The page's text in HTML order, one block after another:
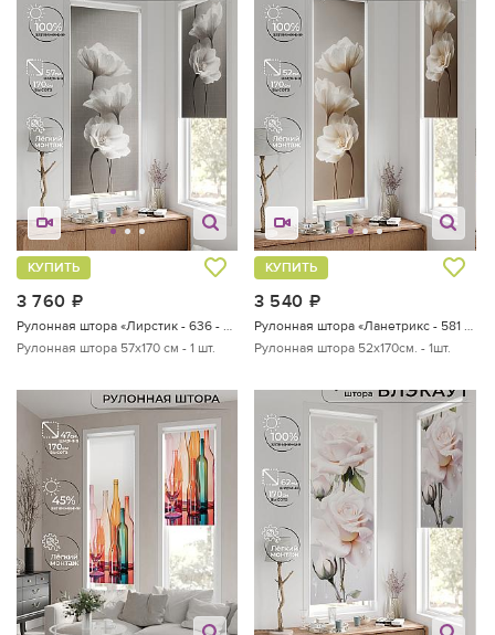
3 760
КУПИТЬ
Рулонная штора «Лирстик - 636 - 57 см»
Рулонная штора 57х170 см - 1 шт.
3 540
КУПИТЬ
Рулонная штора «Ланетрикс - 581 - 52 см»
Рулонная штора 52х170см. - 1шт.